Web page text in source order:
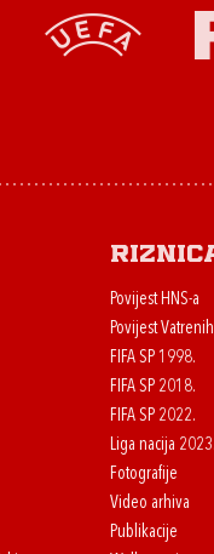
Povijest HNS-a
Povijest Vatrenih
FIFA SP 1998.
FIFA SP 2018.
FIFA SP 2022.
Liga nacija 2023.
Fotografije
Video arhiva
Publikacije